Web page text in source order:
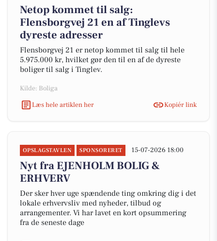
Netop kommet til salg:
Flensborgvej 21 en af Tinglevs
dyreste adresser
Flensborgvej 21 er netop kommet til salg til hele
5.975.000 kr, hvilket gør den til en af de dyreste
boliger til salg i Tinglev.
Kilde: Boliga
Læs hele artiklen her
Kopiér link
OPSLAGSTAVLEN SPONSORERET 15-07-2026 18:00
Nyt fra EJENHOLM BOLIG &
ERHVERV
Der sker hver uge spændende ting omkring dig i det
lokale erhvervsliv med nyheder, tilbud og
arrangementer. Vi har lavet en kort opsummering
fra de seneste dage